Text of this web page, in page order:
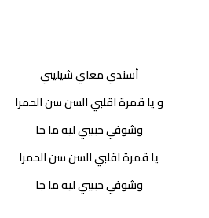
أسندي معاي شيليني
و يا قمرة اقلبي السن سن الحمرا
وشوفي حبيبي ليه ما جا
يا قمرة اقلبي السن سن الحمرا
وشوفي حبيبي ليه ما جا